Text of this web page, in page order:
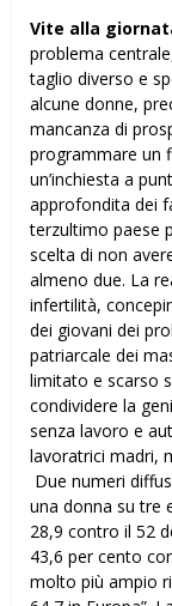
Vite alla
problema
taglio diverso e
alcune donne,
mancanza di
programmare un
un’inchiesta a
approfondita dei
terzultimo paese
scelta di non
almeno due. La
infertilità,
dei giovani dei
patriarcale dei
limitato e scarso
condividere la
senza lavoro e
lavoratrici madri,
Due numeri
una donna su tre
28,9 contro il 52
43,6 per cento
molto più ampio